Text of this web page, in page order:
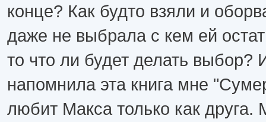
конце? Как будто взяли и
даже не выбрала с кем ей
то что ли будет делать выбор?
напомнила эта книга мне
любит Макса только как друга.